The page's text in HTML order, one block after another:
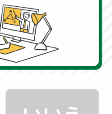
号：A1822以降）
：A1566以降）